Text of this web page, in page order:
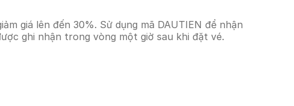
giá lên đến 30%. Sử dụng mã DAUTIEN để nhận
ghi nhận trong vòng một giờ sau khi đặt vé.